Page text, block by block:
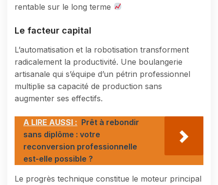
rentable sur le long terme
Le facteur capital
L’automatisation et la robotisation transforment
radicalement la productivité. Une boulangerie
artisanale qui s’équipe d’un pétrin professionnel
multiplie sa capacité de production sans
augmenter ses effectifs.
A LIRE AUSSI : Prêt à rebondir
sans diplôme : votre
reconversion professionnelle
est-elle possible ?
Le progrès technique constitue le moteur principal